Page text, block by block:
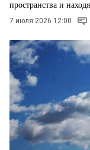
пространства и
7 июля 2026 12:00